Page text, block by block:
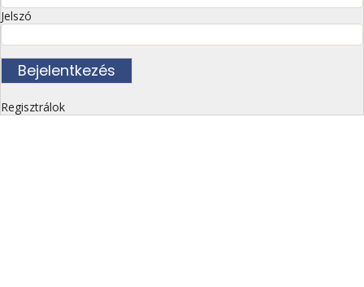
Jelszó
Regisztrálok